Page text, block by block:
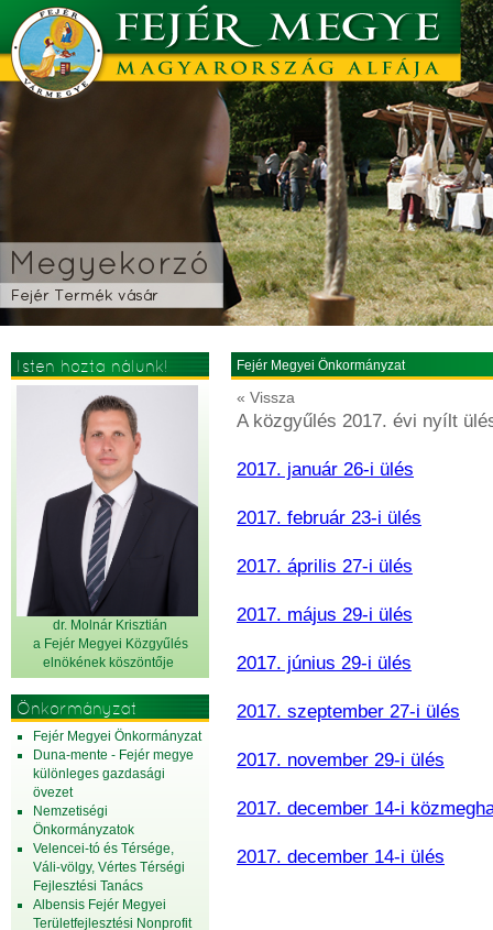
Isten hozta nálunk!
dr. Molnár Krisztián
a Fejér Megyei Közgyűlés
elnökének köszöntője
Önkormányzat
Fejér Megyei Önkormányzat
Duna-mente - Fejér megye
különleges gazdasági
övezet
Nemzetiségi
Önkormányzatok
Velencei-tó és Térsége,
Váli-völgy, Vértes Térségi
Fejlesztési Tanács
Albensis Fejér Megyei
Területfejlesztési Nonprofit
Fejér Megyei Önkormányzat
« Vissza
A közgyűlés 2017. évi nyílt
2017. január 26-i ülés
2017. február 23-i ülés
2017. április 27-i ülés
2017. május 29-i ülés
2017. június 29-i ülés
2017. szeptember 27-i ülés
2017. november 29-i ülés
2017. december 14-i
2017. december 14-i ülés